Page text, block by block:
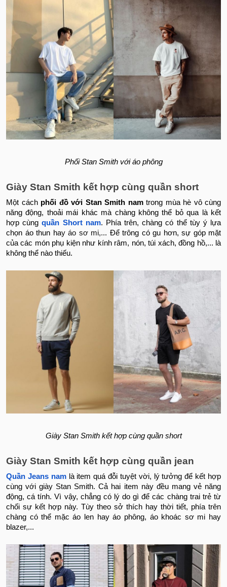
Phối Stan Smith với áo phông
Giày Stan Smith kết hợp cùng quần short
Một cáchphối đồ với Stan Smith namtrong mùa hè vô cùng
năng động, thoải mái khác mà chàng không thể bỏ qua là kết
hợp cùngquần Short nam. Phía trên, chàng có thể tùy ý lựa
chọn áo thun hay áo sơ mi,... Để trông có gu hơn, sự góp mặt
của các món phụ kiện như kính râm, nón, túi xách, đồng hồ,... là
không thể nào thiếu.
Giày Stan Smith kết hợp cùng quần short
Giày Stan Smith kết hợp cùng quần jean
Quần Jeans namlà item quá đỗi tuyệt vời, lý tưởng để kết hợp
cùng với giày Stan Smith. Cả hai item này đều mang vẻ năng
động, cá tính. Vì vậy, chẳng có lý do gì để các chàng trai trẻ từ
chối sự kết hợp này. Tùy theo sở thích hay thời tiết, phía trên
chàng có thể mặc áo len hay áo phông, áo khoác sơ mi hay
blazer,...